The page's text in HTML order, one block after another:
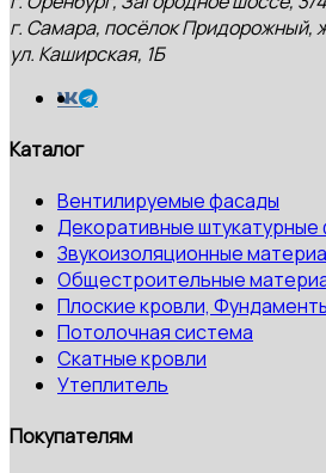
г. Самара, посёлок Придорожный,
ул. Каширская, 1Б
Каталог
Вентилируемые фасады
Декоративные штукатурные
Звукоизоляционные
Общестроительные
Плоские кровли,
Потолочная система
Скатные кровли
Утеплитель
Покупателям